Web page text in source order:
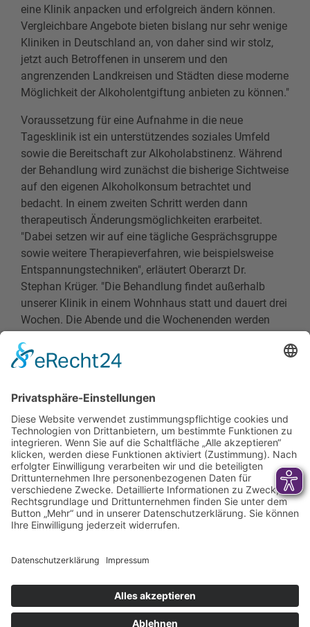
eine Klinik anpacken und erfolgreich ändern können.
Vergleichbare Angebote bieten bislang nur sehr wenige
Kliniken in Deutschland an, von daher sind wir stolz,
jetzt auch Betroffenen in unserem und den
angrenzenden Landkreisen und Städten diese moderne
Möglichkeit der Alkoholentgiftung anbieten zu können."
Voraussetzung für eine Aufnahme in die neue
Tagesklinik ist ein unterstützendes soziales Umfeld
sowie die Bereitschaft zur Alkoholabstinenz. Während
der Behandlung wird zunächst die bisherige Sichtweise
auf den eigenen Alkoholkonsum betrachtet und
bedacht. In einem zweiten Schritt werden dann
therapeutisch Änderungsmöglichkeiten erarbeitet.
"Dabei setzen wir auf eine tägliche Gesprächsgruppe
sowie weitere Therapieverfahren, wie beispielsweise
Entspannungstechniken", erläutert Oberarzt Dr.
Stephan Krüger. "Die Behandlung findet außerhalb
unserer Klinik in einem Wohnhaus statt und dauert drei
Wochen. Die Abende und die Wochenenden werden
Ein beratendes Vorgespräch, so Krüger, können
zurück zur Übersicht
Veranstaltungen
Engagement
Krankenhauszukunftsfonds
Cookie-Einstellungen